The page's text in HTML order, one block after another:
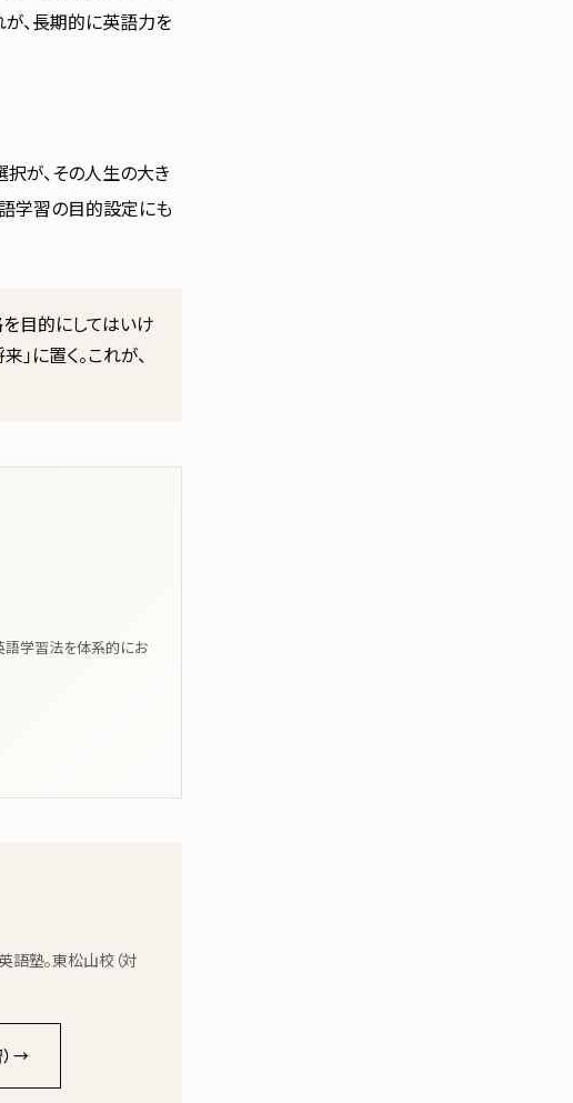
が、長期的に英語力を
が、その人生の大き
学習の目的設定にも
目的にしてはいけ
に置く。これが、
語学習法を体系的にお
語塾。東松山校（対
）→